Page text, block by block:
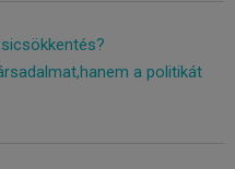
a politikát